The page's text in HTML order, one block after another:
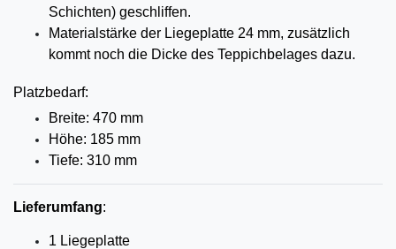
Schichten) geschliffen.
Materialstärke der Liegeplatte 24 mm, zusätzlich
kommt noch die Dicke des Teppichbelages dazu.
Platzbedarf:
Breite: 470 mm
Höhe: 185 mm
Tiefe: 310 mm
Lieferumfang:
1 Liegeplatte